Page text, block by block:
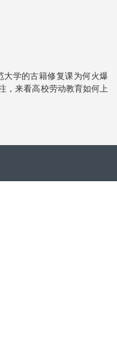
学的古籍修复课为何火爆
，来看高校劳动教育如何上